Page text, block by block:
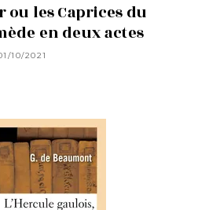
ou les Caprices du
en deux actes
10/2021